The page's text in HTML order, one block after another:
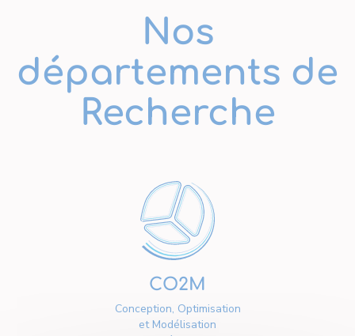
Nos
départements de
Recherche
CO2M
Conception, Optimisation
et Modélisation